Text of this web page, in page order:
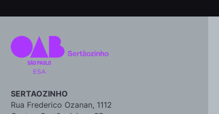
SERTAOZINHO
Rua Frederico Ozanan, 1112